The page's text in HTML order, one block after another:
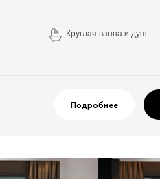
Круглая ванна и душ
Подробнее